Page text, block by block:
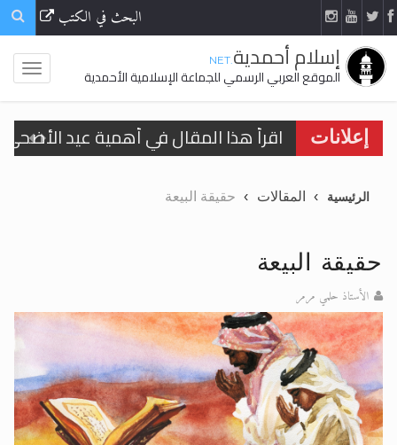
البحث في الكتب
إسلام أحمدية.NET
الموقع العربي الرسمي للجماعة الإسلامية الأحمدية
إعلانات
اقرأ هذا المقال في أهمية عيد
تعميم هامّ لأفراد الجماعة >> المزيد
اقرأ هذا الكتاب وتعرّف على حقيقة
الحجّ.. دلالات، حِكم، وأهداف >> المزيد
الرئيسية المقالات حقيقة البيعة
حقيقة البيعة
الأستاذ حلمي مرمر